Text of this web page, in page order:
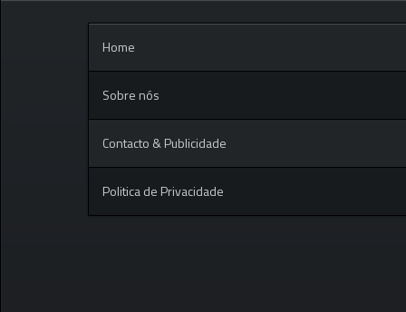
Home
Sobre nós
Contacto & Publicidade
Politica de Privacidade